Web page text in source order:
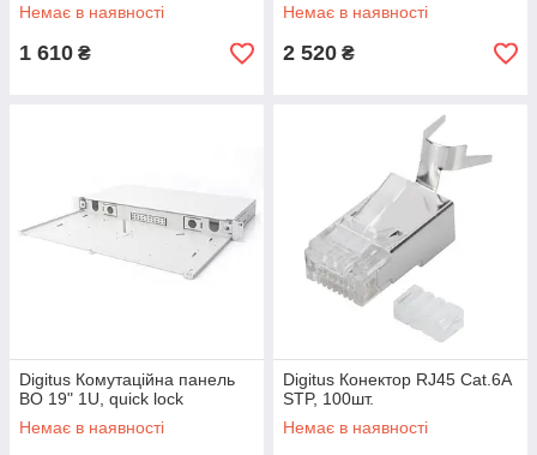
Немає в наявності
1 610 ₴
Немає в наявності
2 520 ₴
Digitus Комутацiйна панель
ВО 19" 1U, quick lock
Немає в наявності
Digitus Конектор RJ45 Cat.6A
STP, 100шт.
Немає в наявності